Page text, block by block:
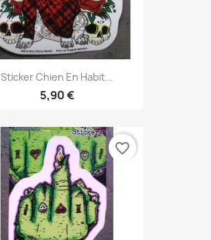
Sticker Chien En Habit...
5,90 €
favorite_border